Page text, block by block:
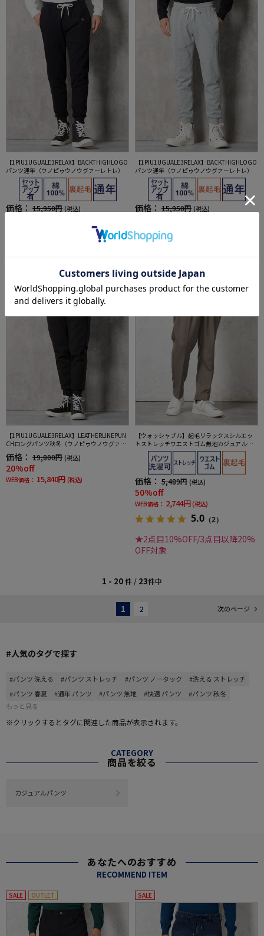
【1PIU1UGUALE3RELAX】BACKTHIGHLOGO
パンツ通年（ウノピゥウノウグァーレトレ）
価格： 15,950円 (税込)
【1PIU1UGUALE3RELAX】BACKTHIGHLOGO
パンツ通年（ウノピゥウノウグァーレトレ）
価格： 15,950円 (税込)
WEB価格： 12,760円
【1PIU1UGUALE3RELAX】LEATHERLINEPUN
CHロングパンツ秋冬（ウノピゥウノウグァー
レトレ）
価格： 19,800円 (税込)
20%off
WEB価格： 15,840円 (税込)
【ウォッシャブル】起毛リラックスシルエッ
トストレッチウエストゴム無地カジュアルパ
ンツWALKPLUS秋冬
価格： 5,489円 (税込)
50%off
WEB価格： 2,744円 (税込)
5.0 （2）
★2点目10%OFF/3点目以降20%
OFF対象
1 - 20件 / 23件中
1 2 次のページ
#人気のタグで探す
#パンツ 洗える #パンツ ストレッチ #パンツ ノータック
#洗える ストレッチ
#パンツ 春夏
#通年 パンツ #パンツ 無地 #快適 パンツ
#パンツ 秋冬
もっと見る
※クリックするとタグに関連した商品が表示されます。
CATEGORY
商品を絞る
カジュアルパンツ
あなたへのおすすめ
RECOMMEND ITEM
SALE OUTLET SALE